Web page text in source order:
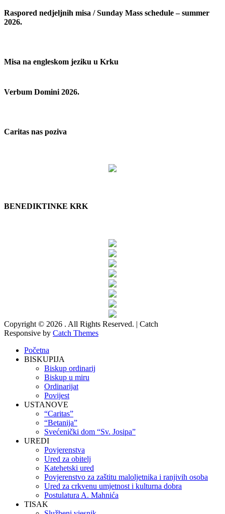
Raspored nedjeljnih misa / Sunday Mass schedule – summer
2026.
Misa na engleskom jeziku u Krku
Verbum Domini 2026.
Caritas nas poziva
BENEDIKTINKE KRK
Copyright © 2026 . All Rights Reserved. | Catch
Responsive by Catch Themes
Početna
BISKUPIJA
Biskup ordinarij
Biskup u miru
Ordinarijat
Povijest
USTANOVE
“Caritas”
“Betanija”
Svećenički dom “Sv. Josipa”
UREDI
Povjerenstva
Ured za obitelj
Katehetski ured
Povjerenstvo za zaštitu maloljetnika i ranjivih osoba
Ured za crkvenu umjetnost i kulturna dobra
Postulatura A. Mahnića
TISAK